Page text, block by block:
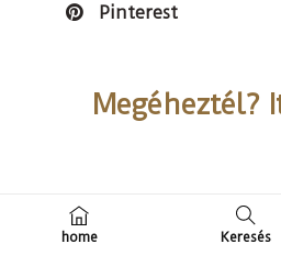
Pinterest
Megéheztél?
home Keresés